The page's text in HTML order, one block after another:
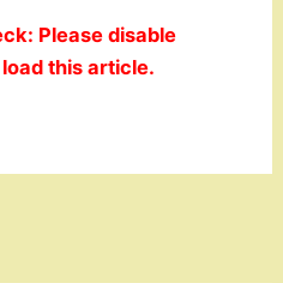
Please disable
this article.